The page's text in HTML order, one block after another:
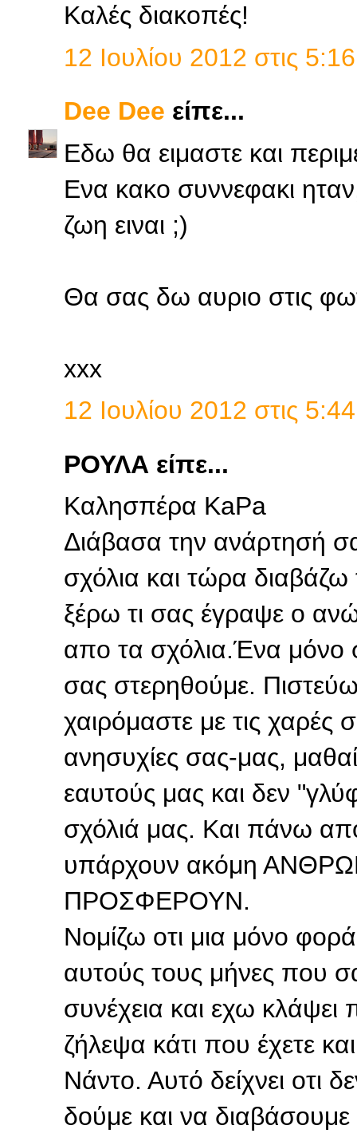
Καλές διακοπές!
12 Ιουλίου 2012 στις
Dee Dee είπε...
Εδω θα ειμαστε και
Ενα κακο συννεφακι
ζωη ειναι ;)
Θα σας δω αυριο στις
xxx
12 Ιουλίου 2012 στις
ΡΟΥΛΑ είπε...
Καλησπέρα KaPa
Διάβασα την ανάρτησή
σχόλια και τώρα
ξέρω τι σας έγραψε ο
απο τα σχόλια.Ένα μόνο
σας στερηθούμε.
χαιρόμαστε με τις χαρές
ανησυχίες σας-μας,
εαυτούς μας και δεν
σχόλιά μας. Και πάνω
υπάρχουν ακόμη
ΠΡΟΣΦΕΡΟΥΝ.
Νομίζω οτι μια μόνο
αυτούς τους μήνες που
συνέχεια και εχω κλάψει
ζήλεψα κάτι που έχετε
Νάντο. Αυτό δείχνει οτι
δούμε και να διαβάσουμε